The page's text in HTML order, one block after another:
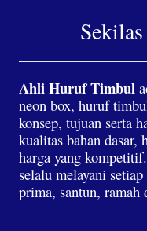
Ahli Huruf Timbul
neon box, huruf
konsep, tujuan serta
kualitas bahan dasar,
harga yang
selalu melayani
prima, santun, ramah